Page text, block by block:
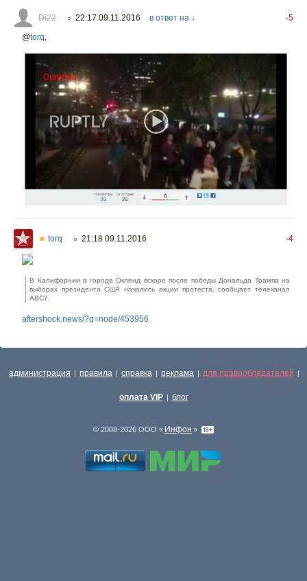
Di22 ○ 22:17 09.11.2016 в ответ на ↓
-5
@torq,
★ torq ○ 21:18 09.11.2016 -4
В Калифорнии в городе Окленд вскоре после победы Дональда Трампа на
выборах президента США начались акции протеста, сообщает телеканал
ABC7.
aftershock.news/?q=node/453956
администрация | правила | справка | реклама | для правообладателей |
оплата VIP | блог
© 2008-2026 ООО « Инфон »